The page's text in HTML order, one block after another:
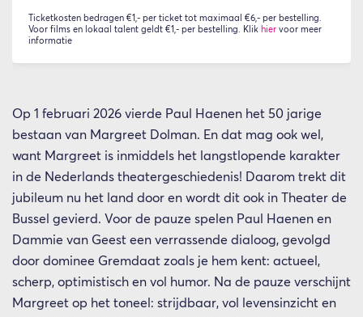
Ticketkosten bedragen €1,- per ticket tot maximaal €6,- per bestelling.
Voor films en lokaal talent geldt €1,- per bestelling. Klik hier voor meer
informatie
Op 1 februari 2026 vierde Paul Haenen het 50 jarige
bestaan van Margreet Dolman. En dat mag ook wel,
want Margreet is inmiddels het langstlopende karakter
in de Nederlands theatergeschiedenis! Daarom trekt dit
jubileum nu het land door en wordt dit ook in Theater de
Bussel gevierd. Voor de pauze spelen Paul Haenen en
Dammie van Geest een verrassende dialoog, gevolgd
door dominee Gremdaat zoals je hem kent: actueel,
scherp, optimistisch en vol humor. Na de pauze verschijnt
Margreet op het toneel: strijdbaar, vol levensinzicht en